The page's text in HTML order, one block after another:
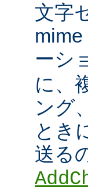
文字
ーシ
に、
ング
とき
送る